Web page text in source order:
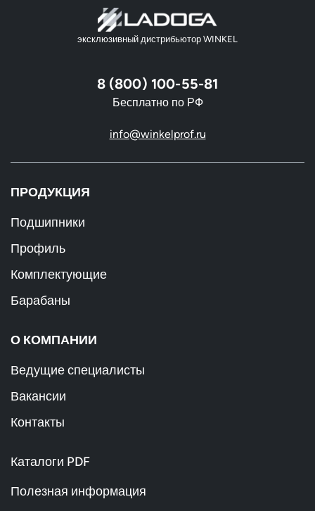
эксклюзивный дистрибьютор WINKEL
8 (800) 100-55-81
Бесплатно по РФ
info@winkelprof.ru
ПРОДУКЦИЯ
Подшипники
Профиль
Комплектующие
Барабаны
О КОМПАНИИ
Ведущие специалисты
Вакансии
Контакты
Каталоги PDF
Полезная информация